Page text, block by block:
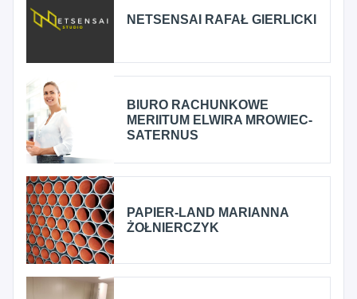
NETSENSAI RAFAŁ GIERLICKI
BIURO RACHUNKOWE
MERIITUM ELWIRA MROWIEC-
SATERNUS
PAPIER-LAND MARIANNA
ŻOŁNIERCZYK